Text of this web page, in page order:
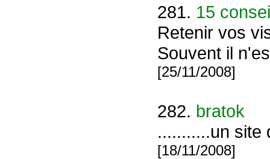
281. 15
Retenir vos
Souvent il
[25/11/2008]
282. bratok
...........un site
[18/11/2008]